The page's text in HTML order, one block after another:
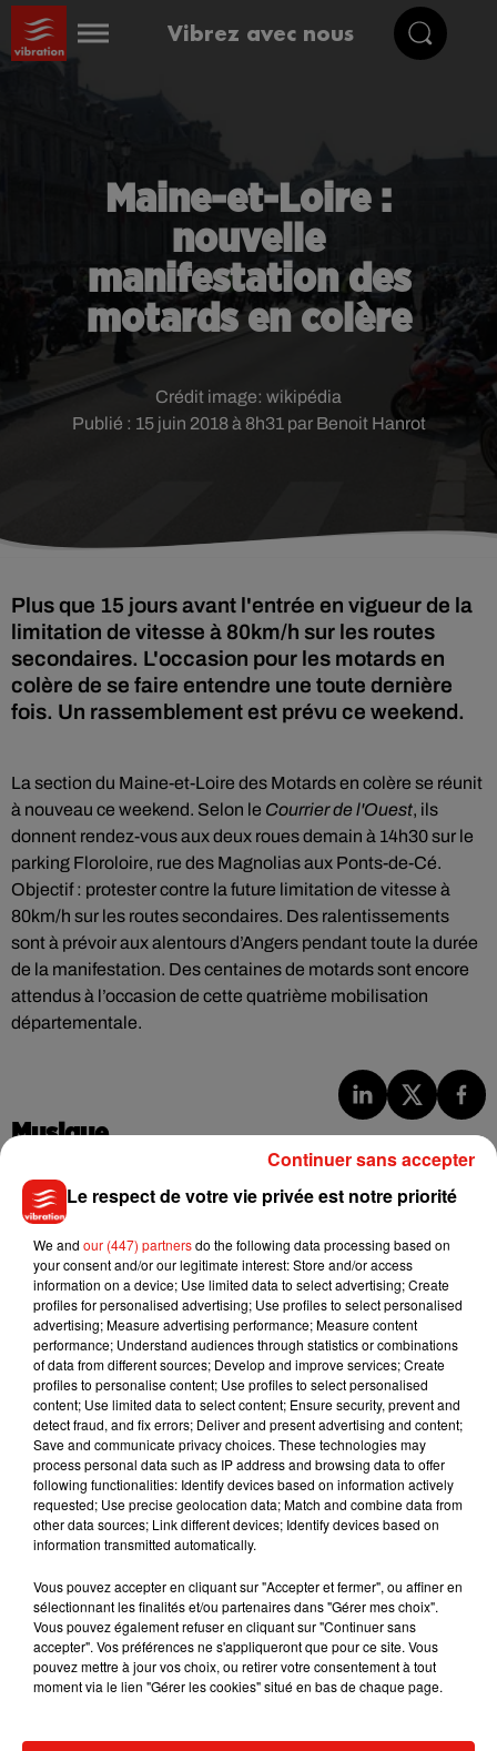
Vibrez avec nous
Maine-et-Loire :
nouvelle
manifestation des
motards en colère
Publié : 15 juin 2018 à 8h31 par Benoit Hanrot
Crédit image: wikipédia
Plus que 15 jours avant l'entrée en vigueur de la
limitation de vitesse à 80km/h sur les routes
secondaires. L'occasion pour les motards en
colère de se faire entendre une toute dernière
fois. Un rassemblement est prévu ce weekend.
La section du Maine-et-Loire des Motards en colère se réunit
à nouveau ce weekend. Selon le Courrier de l'Ouest, ils
donnent rendez-vous aux deux roues demain à 14h30 sur le
parking Floroloire, rue des Magnolias aux Ponts-de-Cé.
Objectif : protester contre la future limitation de vitesse à
80km/h sur les routes secondaires. Des ralentissements
sont à prévoir aux alentours d’Angers pendant toute la durée
de la manifestation. Des centaines de motards sont encore
attendus à l’occasion de cette quatrième mobilisation
départementale.
Musique
7 août 2026
Julien Lieb s’essaye à la vie de chatelain
7 août 2026
Madonna sort enfin le remix de « Love
Sensation » avec Kylie Minogue
7 août 2026
Tayc et Didi B dévoilent le single le plus
dansant de l’année
7 août 2026
Angèle et Amélie Lens dévoilent leur
collaboration tant attendue
Le respect de votre vie privée est notre priorité
We and our (447) partnersdo the following data processing based on
your consent and/or our legitimate interest: Store and/or access
information on a device; Use limited data to select advertising; Create
profiles for personalised advertising; Use profiles to select personalised
advertising; Measure advertising performance; Measure content
performance; Understand audiences through statistics or combinations
of data from different sources; Develop and improve services; Create
profiles to personalise content; Use profiles to select personalised
content; Use limited data to select content; Ensure security, prevent and
detect fraud, and fix errors; Deliver and present advertising and content;
Save and communicate privacy choices. These technologies may
process personal data such as IP address and browsing data to offer
following functionalities: Identify devices based on information actively
requested; Use precise geolocation data; Match and combine data from
other data sources; Link different devices; Identify devices based on
information transmitted automatically.
Vous pouvez accepter en cliquant sur "Accepter et fermer", ou affiner en
sélectionnant les finalités et/ou partenaires dans "Gérer mes choix".
Vous pouvez également refuser en cliquant sur "Continuer sans
accepter". Vos préférences ne s'appliqueront que pour ce site. Vous
pouvez mettre à jour vos choix, ou retirer votre consentement à tout
moment via le lien "Gérer les cookies" situé en bas de chaque page.
Continuer sans accepter